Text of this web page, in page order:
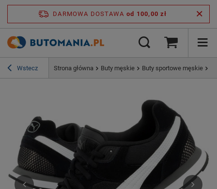
DARMOWA DOSTAWA od 100,00 zł
Wstecz Strona główna Buty męskie Buty sportowe męskie